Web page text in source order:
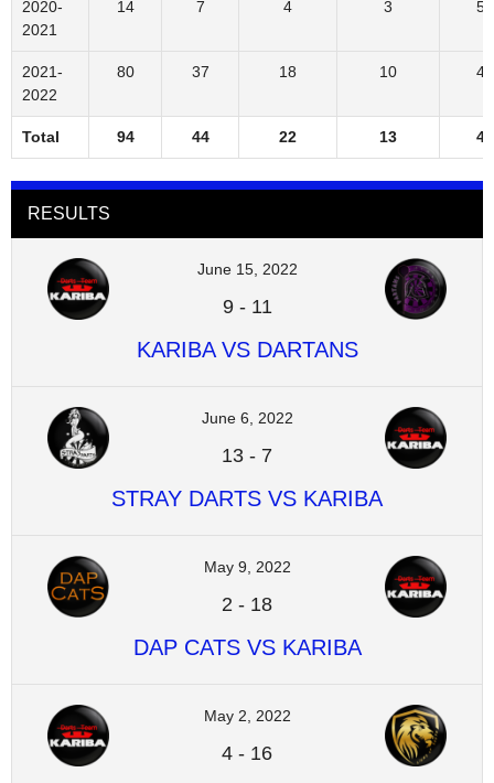
2020-
2021
14 7 4 3 50
2021-
2022
80 37 18 10 46
Total 94 44 22 13 47
RESULTS
June 15, 2022
9- 11
KARIBA VS DARTANS
June 6, 2022
13 - 7
STRAY DARTS VS KARIBA
May 9, 2022
2 - 18
DAP CATS VS KARIBA
May 2, 2022
4 - 16